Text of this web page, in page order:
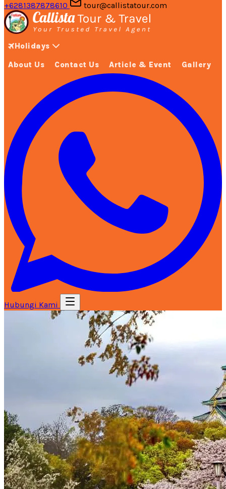
+6281387878610 tour@callistatour.com
Holidays
About Us Contact Us Article & Event Gallery
Hubungi Kami